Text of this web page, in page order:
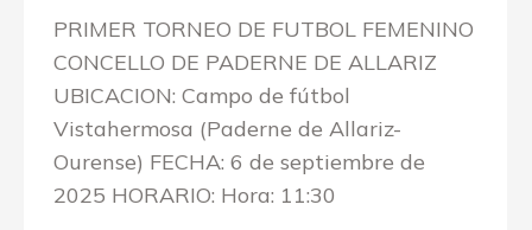
PRIMER TORNEO DE FUTBOL FEMENINO
CONCELLO DE PADERNE DE ALLARIZ
UBICACION: Campo de fútbol
Vistahermosa (Paderne de Allariz-
Ourense) FECHA: 6 de septiembre de
2025 HORARIO: Hora: 11:30